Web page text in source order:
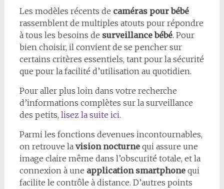
Les modèles récents de caméras pour bébé
rassemblent de multiples atouts pour répondre
à tous les besoins de surveillance bébé. Pour
bien choisir, il convient de se pencher sur
certains critères essentiels, tant pour la sécurité
que pour la facilité d’utilisation au quotidien.
Pour aller plus loin dans votre recherche
d’informations complètes sur la surveillance
des petits, lisez la suite ici.
Parmi les fonctions devenues incontournables,
on retrouve la vision nocturnequi assure une
image claire même dans l’obscurité totale, et la
connexion à une application smartphonequi
facilite le contrôle à distance. D’autres points